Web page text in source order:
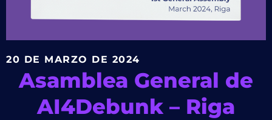
20 DE MARZO DE 2024
Asamblea General de
AI4Debunk – Riga